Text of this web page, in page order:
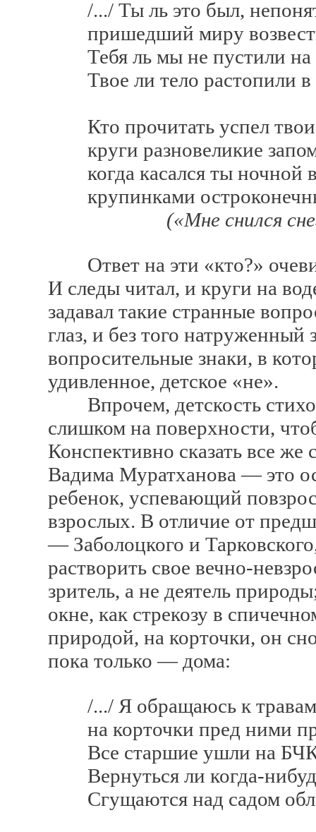
/.../ Ты ль это был,
пришедший миру
Тебя ль мы не пустили на
Твое ли тело растопили в
Кто прочитать успел твои
круги разновеликие
когда касался ты ночной
крупинками
(«Мне снился
Ответ на эти «кто?»
И следы читал, и круги на
задавал такие странные
глаз, и без того натруженный
вопросительные знаки, в
удивленное, детское «не».
Впрочем, детскость
слишком на поверхности,
Конспективно сказать все
Вадима Муратханова — это
ребенок, успевающий
взрослых. В отличие от
— Заболоцкого и
растворить свое вечно-
зритель, а не деятель
окне, как стрекозу в
природой, на корточки, он
пока только — дома:
/.../ Я обращаюсь к
на корточки пред ними
Все старшие ушли на
Вернуться ли когда-
Сгущаются над садом